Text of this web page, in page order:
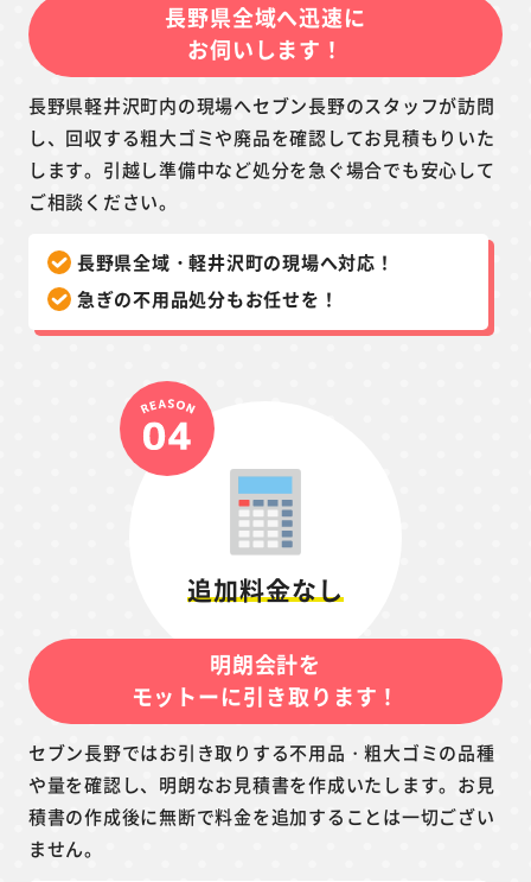
長野県全域へ迅速に
お伺いします！
長野県軽井沢町内の現場へセブン長野のスタッフが訪問
し、回収する粗大ゴミや廃品を確認してお見積もりいた
します。引越し準備中など処分を急ぐ場合でも安心して
ご相談ください。
長野県全域・軽井沢町の現場へ対応！
急ぎの不用品処分もお任せを！
追加料金なし
明朗会計を
モットーに引き取ります！
セブン長野ではお引き取りする不用品・粗大ゴミの品種
や量を確認し、明朗なお見積書を作成いたします。お見
積書の作成後に無断で料金を追加することは一切ござい
ません。